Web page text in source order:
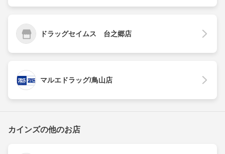
ドラッグセイムス 台之郷店
マルエドラッグ/鳥山店
カインズの他のお店